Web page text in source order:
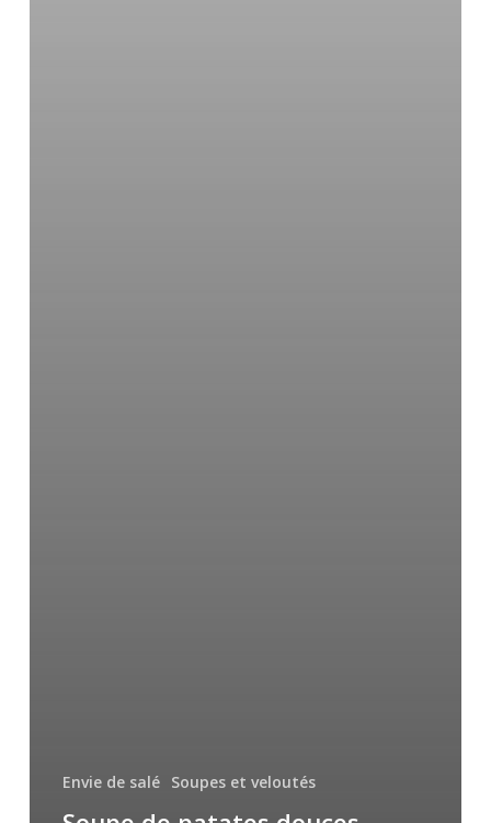
Envie de salé Soupes et veloutés